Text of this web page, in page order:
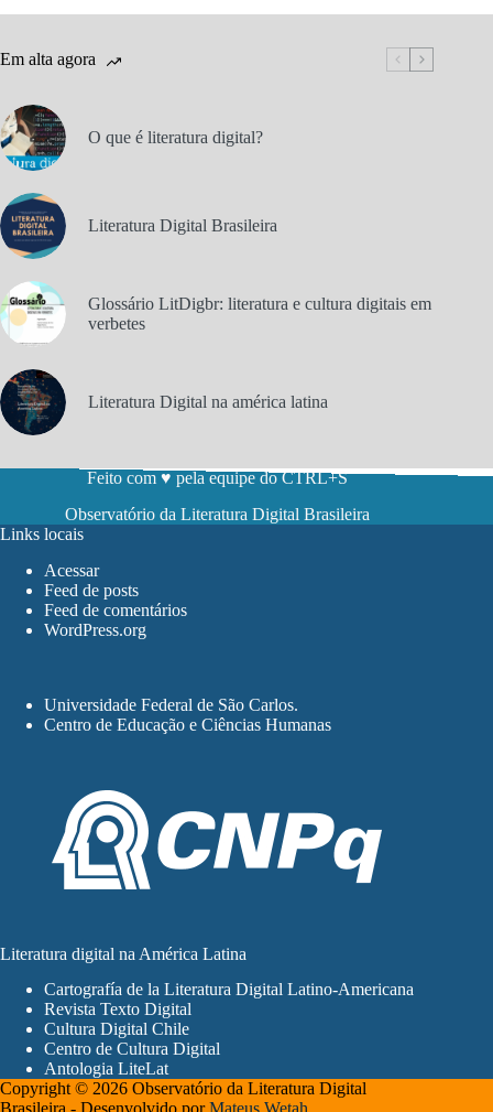
Em alta agora
O que é literatura digital?
Literatura Digital Brasileira
Glossário LitDigbr: literatura e cultura digitais em
verbetes
Literatura Digital na américa latina
Feito com ♥ pela equipe do CTRL+S
Observatório da Literatura Digital Brasileira
Links locais
Acessar
Feed de posts
Feed de comentários
WordPress.org
Universidade Federal de São Carlos.
Centro de Educação e Ciências Humanas
Literatura digital na América Latina
Cartografía de la Literatura Digital Latino-Americana
Revista Texto Digital
Cultura Digital Chile
Centro de Cultura Digital
Antologia LiteLat
Copyright © 2026 Observatório da Literatura Digital